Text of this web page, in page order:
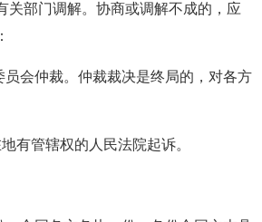
关部门调解。协商或调解不成的，应
员会仲裁。仲裁裁决是终局的，对各方
有管辖权的人民法院起诉。